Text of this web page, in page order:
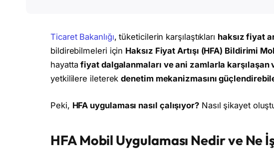
Ticaret Bakanlığı, tüketicilerin karşılaştıkları haksız fiyat
bildirebilmeleri için Haksız Fiyat Artışı (HFA) Bildirimi
hayattafiyat dalgalanmaları ve ani zamlarla karşılaşan
yetkililere ileterekdenetim mekanizmasını
Peki, HFA uygulaması nasıl çalışıyor?Nasıl şikayet
HFA Mobil Uygulaması Nedir ve Ne